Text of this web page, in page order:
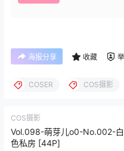
海报分享 收藏
COSER COS摄影
COS摄影
Vol.098-萌芽儿o0-No.002-白
色私房 [44P]